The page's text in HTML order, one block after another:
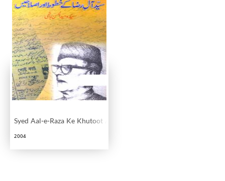
Syed Aal-e-Raza Ke Khutoot Aur Islahein
2004